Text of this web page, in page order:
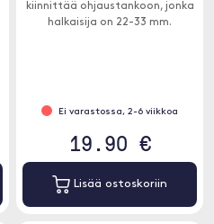
kiinnittää ohjaustankoon, jonka
halkaisija on 22-33 mm.
Ei varastossa, 2-6 viikkoa
19.90 €
Lisää ostoskoriin